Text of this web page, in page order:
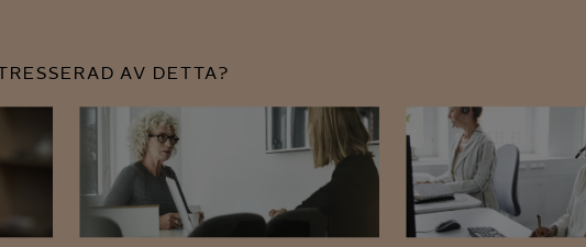
AV DETTA?